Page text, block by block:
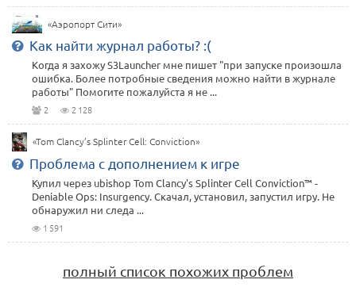
«Аэропорт Сити»
Как найти журнал работы? :(
Когда я захожу S3Launcher мне пишет "при запуске произошла
ошибка. Более потробные сведения можно найти в журнале
работы" Помогите пожалуйста я не ...
2 2 128
«Tom Clancy’s Splinter Cell: Conviction»
Проблема с дополнением к игре
Купил через ubishop Tom Clancy's Splinter Cell Conviction™ -
Deniable Ops: Insurgency. Скачал, установил, запустил игру. Не
обнаружил ни следа ...
1 591
полный список похожих проблем